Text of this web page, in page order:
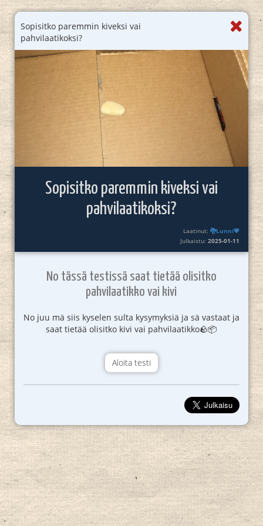
Sopisitko paremmin kiveksi vai
pahvilaatikoksi?
Sopisitko paremmin kiveksi vai
pahvilaatikoksi?
Laatinut:🐉Lunni🧡
Julkaistu:2025-01-11
No tässä testissä saat tietää olisitko
pahvilaatikko vai kivi
No juu mä siis kyselen sulta kysymyksiä ja sä vastaat ja
saat tietää olisitko kivi vai pahvilaatikko🪨📦
Aloita testi